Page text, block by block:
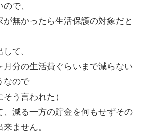
で、
無かったら生活保護の対象だと
て、
月分の生活費ぐらいまで減らない
なので
そう言われた）
、減る一方の貯金を何もせずその
ません。